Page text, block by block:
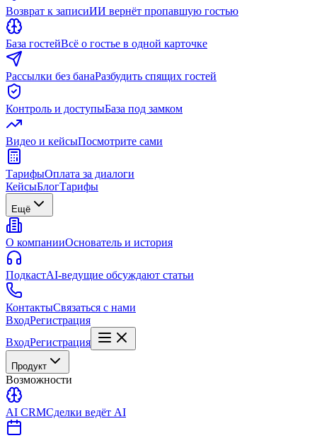
Возврат к записиИИ вернёт пропавшую гостью
База гостейВсё о гостье в одной карточке
Рассылки без банаРазбудить спящих гостей
Контроль и доступыБаза под замком
Видео и кейсыПосмотрите сами
ТарифыОплата за диалоги
КейсыБлогТарифы
Ещё
О компанииОснователь и история
ПодкастAI-ведущие обсуждают статьи
КонтактыСвязаться с нами
ВходРегистрация
ВходРегистрация
Продукт
Возможности
AI CRMСделки ведёт AI